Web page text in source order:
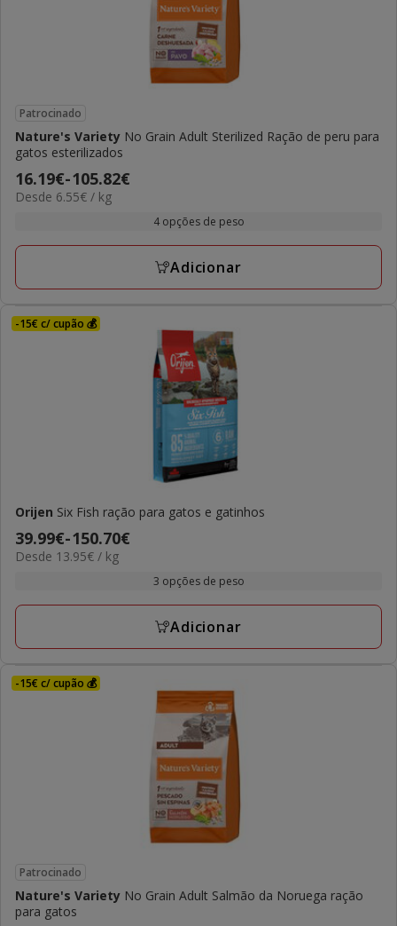
Patrocinado
Nature's Variety No Grain Adult Sterilized Ração de peru para
gatos esterilizados
Preço
de
a
16.19€-105.82€
6.55€
Desde 6.55€ / kg
4 opções de peso
Adicionar
-15€ c/ cupão 💰
Orijen Six Fish ração para gatos e gatinhos
Preço
de
a
39.99€-150.70€
13.95€
Desde 13.95€ / kg
3 opções de peso
Adicionar
-15€ c/ cupão 💰
Patrocinado
Nature's Variety No Grain Adult Salmão da Noruega ração
para gatos